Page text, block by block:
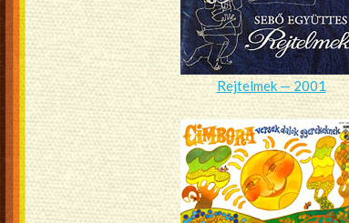
Rejtelmek — 2001